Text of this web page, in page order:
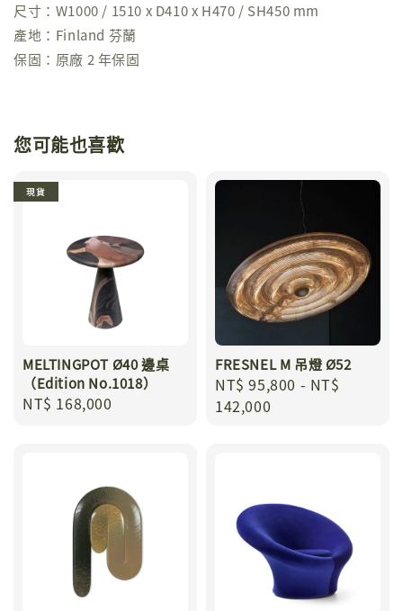
尺寸：W1000 / 1510 x D410 x H470 / SH450 mm
產地：Finland 芬蘭
保固：原廠 2 年保固
您可能也喜歡
現貨
MELTINGPOT Ø40 邊桌
（Edition No.1018）
Regular
NT$ 168,000
FRESNEL M 吊燈 Ø52
Regular
price
NT$ 95,800 - NT$
142,000